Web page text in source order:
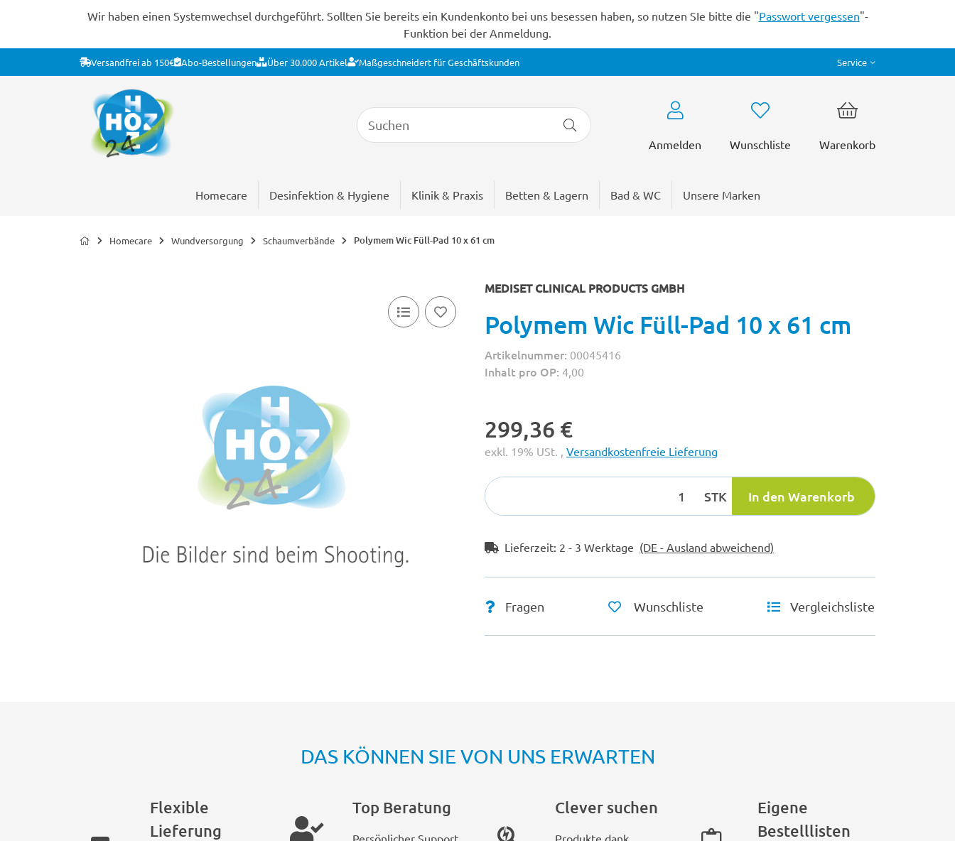
Wir haben einen Systemwechsel durchgeführt. Sollten Sie bereits ein Kundenkonto bei uns besessen haben, so nutzen SIe bitte die "Passwort vergessen"-
Funktion bei der Anmeldung.
Versandfrei ab 150€ Abo-Bestellungen Über 30.000 Artikel Maßgeschneidert für Geschäftskunden Service
Anmelden Wunschliste Warenkorb
Homecare Desinfektion & Hygiene Klinik & Praxis Betten & Lagern Bad & WC Unsere Marken
Homecare Wundversorgung Schaumverbände Polymem Wic Füll-Pad 10 x 61 cm
MEDISET CLINICAL PRODUCTS GMBH
Polymem Wic Füll-Pad 10 x 61 cm
Artikelnummer: 00045416
Inhalt pro OP: 4,00
299,36 €
exkl. 19% USt. , Versandkostenfreie Lieferung
STK In den Warenkorb
Lieferzeit: 2 - 3 Werktage (DE - Ausland abweichend)
Fragen Wunschliste Vergleichsliste
DAS KÖNNEN SIE VON UNS ERWARTEN
Flexible
Lieferung
Top Beratung
Persönlicher Support
Clever suchen
Produkte dank
Eigene
Bestelllisten